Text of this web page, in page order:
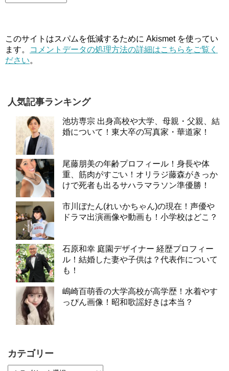
このサイトはスパムを低減するために Akismet を使ってい
ます。
コメントデータの処理方法の詳細はこちらをご覧く
ださい。
人気記事ランキング
池坊専宗 出身高校や大学、母親・父親、結
婚について！東大卒の写真家・華道家！
尾藤朋美の年齢プロフィール！身長や体
重、筋肉がすごい！オリラジ藤森がきっか
けで死者も出るサハラマラソン準優勝！
市川ぼたん(れいかちゃん)の現在！声優や
ドラマ出演画像や動画も！小学校はどこ？
石原和幸 庭園デザイナー 経歴プロフィー
ル！結婚した妻や子供は？代表作について
も！
嶋崎百萌香の大学高校が高学歴！水着やす
っぴん画像！昭和歌謡好きは本当？
カテゴリー